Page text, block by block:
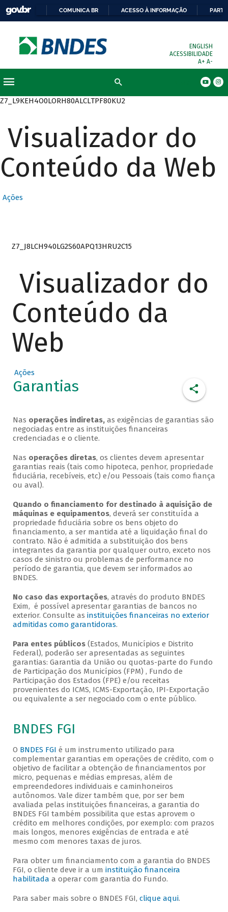
COMUNICA BR ACESSO À INFORMAÇÃO
ENGLISH
ACESSIBILIDADE
A+ A-
Z7_L9KEH4O0LORH80ALCLTPF80KU2
Visualizador do
Conteúdo da Web
Ações
Z7_J8LCH940LG2S60APQ13HRU2C15
Visualizador do
Conteúdo da
Web
Ações
Garantias
Nas operações indiretas,as exigências de garantias são
negociadas entre as instituições financeiras
credenciadas e o cliente.
Nas operações diretas, os clientes devem apresentar
garantias reais (tais como hipoteca, penhor, propriedade
fiduciária, recebíveis, etc) e/ou Pessoais (tais como fiança
ou aval).
Quando o financiamento for destinado à aquisição de
máquinas e equipamentos, deverá ser constituída a
propriedade fiduciária sobre os bens objeto do
financiamento, a ser mantida até a liquidação final do
contrato. Não é admitida a substituição dos bens
integrantes da garantia por qualquer outro, exceto nos
casos de sinistro ou problemas de performance no
período de garantia, que devem ser informados ao
BNDES.
No caso das exportações, através do produto BNDES
Exim, é possível apresentar garantias de bancos no
exterior. Consulte as instituições financeiras no exterior
admitidas como garantidoras.
Para entes públicos(Estados, Municípios e Distrito
Federal), poderão ser apresentadas as seguintes
garantias: Garantia da União ou quotas-parte do Fundo
de Participação dos Municípios (FPM) , Fundo de
Participação dos Estados (FPE) e/ou receitas
provenientes do ICMS, ICMS-Exportação, IPI-Exportação
ou equivalente a ser negociado com o ente público.
BNDES FGI
O BNDES FGI é um instrumento utilizado para
complementar garantias em operações de crédito, com o
objetivo de facilitar a obtenção de financiamentos por
micro, pequenas e médias empresas, além de
empreendedores individuais e caminhoneiros
autônomos. Vale dizer também que, por ser bem
avaliada pelas instituições financeiras, a garantia do
BNDES FGI também possibilita que estas aprovem o
crédito em melhores condições, por exemplo: com prazos
mais longos, menores exigências de entrada e até
mesmo com menores taxas de juros.
Para obter um financiamento com a garantia do BNDES
FGI, o cliente deve ir a um instituição financeira
habilitada a operar com garantia do Fundo.
Para saber mais sobre o BNDES FGI, clique aqui.